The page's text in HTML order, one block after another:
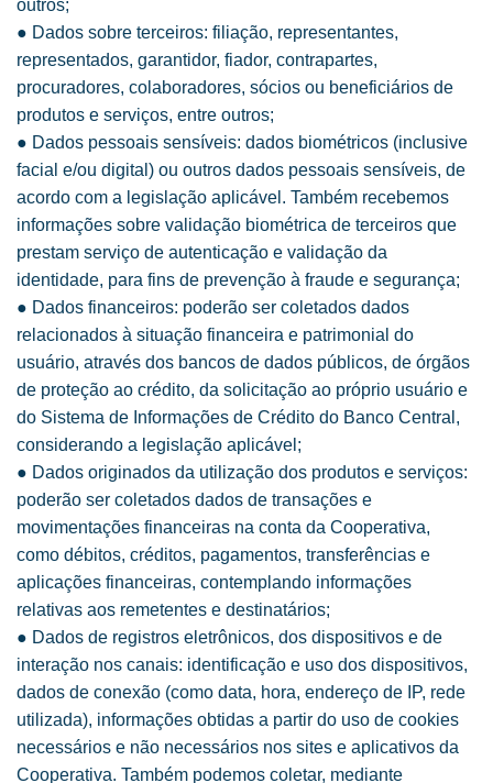
outros;
● Dados sobre terceiros: filiação, representantes,
representados, garantidor, fiador, contrapartes,
procuradores, colaboradores, sócios ou beneficiários de
produtos e serviços, entre outros;
● Dados pessoais sensíveis: dados biométricos (inclusive
facial e/ou digital) ou outros dados pessoais sensíveis, de
acordo com a legislação aplicável. Também recebemos
informações sobre validação biométrica de terceiros que
prestam serviço de autenticação e validação da
identidade, para fins de prevenção à fraude e segurança;
● Dados financeiros: poderão ser coletados dados
relacionados à situação financeira e patrimonial do
usuário, através dos bancos de dados públicos, de órgãos
de proteção ao crédito, da solicitação ao próprio usuário e
do Sistema de Informações de Crédito do Banco Central,
considerando a legislação aplicável;
● Dados originados da utilização dos produtos e serviços:
poderão ser coletados dados de transações e
movimentações financeiras na conta da Cooperativa,
como débitos, créditos, pagamentos, transferências e
aplicações financeiras, contemplando informações
relativas aos remetentes e destinatários;
● Dados de registros eletrônicos, dos dispositivos e de
interação nos canais: identificação e uso dos dispositivos,
dados de conexão (como data, hora, endereço de IP, rede
utilizada), informações obtidas a partir do uso de cookies
necessários e não necessários nos sites e aplicativos da
Cooperativa. Também podemos coletar, mediante